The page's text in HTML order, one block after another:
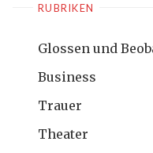
RUBRIKEN
Glossen und
Business
Trauer
Theater